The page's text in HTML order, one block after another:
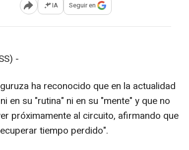
Abrir opciones para compartir
IA Seguir en
-
ha reconocido que en la actualidad
en su "rutina" ni en su "mente" y que no
próximamente al circuito, afirmando que
tiempo perdido".